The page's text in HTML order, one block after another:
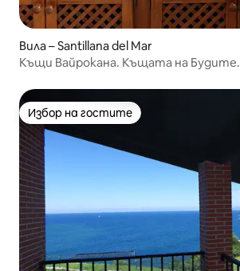
Вила – Santillana del Mar
Къщи Вайрокана. Къщата на Будите.
Избор на гостите
Избор на гостите